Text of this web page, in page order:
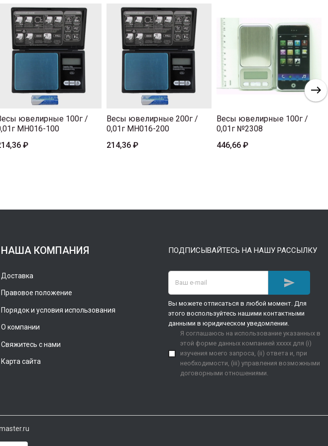
ювелирные 100г /
MH016-100
₽
Весы ювелирные 200г /
0,01г MH016-200
214,36 ₽
Весы ювелирные 100г /
0,01г №2308
446,66 ₽
НАША КОМПАНИЯ
Доставка
Правовое положение
Порядок и условия использования
О компании
Свяжитесь с нами
Карта сайта
ПОДПИСЫВАЙТЕСЬ НА НАШУ РАССЫЛКУ

Вы можете отписаться в любой момент. Для
этого воспользуйтесь нашими контактными
данными в юридическом уведомлении.
Я соглашаюсь на использование указанных в
этой форме данных компанией xxxxx для (i)
изучения моего запроса, (ii) ответа и, при
необходимости, (iii) управления возможными
договорными отношениями.